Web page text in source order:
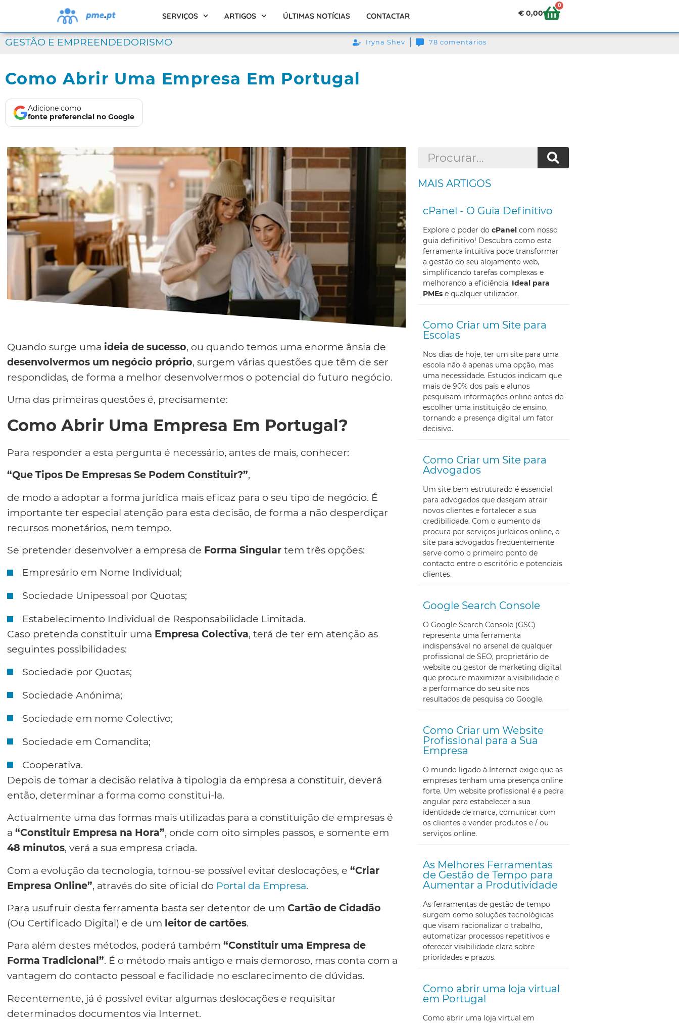
SERVIÇOS ARTIGOS ÚLTIMAS NOTÍCIAS CONTACTAR € 0,00
0
GESTÃO E EMPREENDEDORISMO Iryna Shev 78 comentários
Como Abrir Uma Empresa Em Portugal
Adicione como
fonte preferencial no Google
Quando surge uma ideia de sucesso, ou quando temos uma enorme ânsia de
desenvolvermos um negócio próprio, surgem várias questões que têm de ser
respondidas, de forma a melhor desenvolvermos o potencial do futuro negócio.
Uma das primeiras questões é, precisamente:
Como Abrir Uma Empresa Em Portugal?
Para responder a esta pergunta é necessário, antes de mais, conhecer:
“Que Tipos De Empresas Se Podem Constituir?”,
de modo a adoptar a forma jurídica mais eficaz para o seu tipo de negócio. É
importante ter especial atenção para esta decisão, de forma a não desperdiçar
recursos monetários, nem tempo.
Se pretender desenvolver a empresa de Forma Singular tem três opções:
Empresário em Nome Individual;
Sociedade Unipessoal por Quotas;
Estabelecimento Individual de Responsabilidade Limitada.
Caso pretenda constituir uma Empresa Colectiva, terá de ter em atenção as
seguintes possibilidades:
Sociedade por Quotas;
Sociedade Anónima;
Sociedade em nome Colectivo;
Sociedade em Comandita;
Cooperativa.
Depois de tomar a decisão relativa à tipologia da empresa a constituir, deverá
então, determinar a forma como constitui-la.
Actualmente uma das formas mais utilizadas para a constituição de empresas é
a “Constituir Empresa na Hora”, onde com oito simples passos, e somente em
48 minutos, verá a sua empresa criada.
Com a evolução da tecnologia, tornou-se possível evitar deslocações, e “Criar
Empresa Online”, através do site oficial do Portal da Empresa.
Para usufruir desta ferramenta basta ser detentor de um Cartão de Cidadão
(Ou Certificado Digital) e de um leitor de cartões.
Para além destes métodos, poderá também “Constituir uma Empresa de
Forma Tradicional”. É o método mais antigo e mais demoroso, mas conta com a
vantagem do contacto pessoal e facilidade no esclarecimento de dúvidas.
Recentemente, já é possível evitar algumas deslocações e requisitar
determinados documentos via Internet.
MAIS ARTIGOS
cPanel - O Guia Definitivo
Explore o poder do cPanelcom nosso
guia definitivo! Descubra como esta
ferramenta intuitiva pode transformar
a gestão do seu alojamento web,
simplificando tarefas complexas e
melhorando a eficiência. Ideal para
PMEse qualquer utilizador.
Como Criar um Site para
Escolas
Nos dias de hoje, ter um site para uma
escola não é apenas uma opção, mas
uma necessidade. Estudos indicam que
mais de 90% dos pais e alunos
pesquisam informações online antes de
escolher uma instituição de ensino,
tornando a presença digital um fator
decisivo.
Como Criar um Site para
Advogados
Um site bem estruturado é essencial
para advogados que desejam atrair
novos clientes e fortalecer a sua
credibilidade. Com o aumento da
procura por serviços jurídicos online, o
site para advogados frequentemente
serve como o primeiro ponto de
contacto entre o escritório e potenciais
clientes.
Google Search Console
O Google Search Console (GSC)
representa uma ferramenta
indispensável no arsenal de qualquer
profissional de SEO, proprietário de
website ou gestor de marketing digital
que procure maximizar a visibilidade e
a performance do seu site nos
resultados de pesquisa do Google.
Como Criar um Website
Profissional para a Sua
Empresa
O mundo ligado à Internet exige que as
empresas tenham uma presença online
forte. Um website profissional é a pedra
angular para estabelecer a sua
identidade de marca, comunicar com
os clientes e vender produtos e / ou
serviços online.
As Melhores Ferramentas
de Gestão de Tempo para
Aumentar a Produtividade
As ferramentas de gestão de tempo
surgem como soluções tecnológicas
que visam racionalizar o trabalho,
automatizar processos repetitivos e
oferecer visibilidade clara sobre
prioridades e prazos.
Como abrir uma loja virtual
em Portugal
Como abrir uma loja virtual em